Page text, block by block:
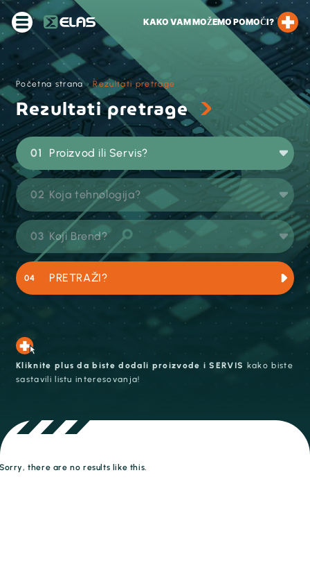
KAKO VAM MOŽEMO POMOĆI?
Početna strana›Rezultati pretrage
Rezultati pretrage
Proizvod ili Servis?
Koja tehnologija?
Koji Brend?
PRETRAŽI?
Kliknite plus da biste dodali proizvode i SERVIS kako biste
sastavili listu interesovanja!
Sorry, there are no results like this.